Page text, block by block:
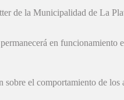
de la Municipalidad de La
en funcionamiento
el comportamiento de los